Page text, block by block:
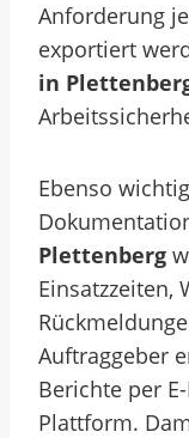
Anforderung
exportiert
in
Ebenso
Plettenberg
Einsatzzeiten,
Auftraggeber
Berichte per
Plattform.